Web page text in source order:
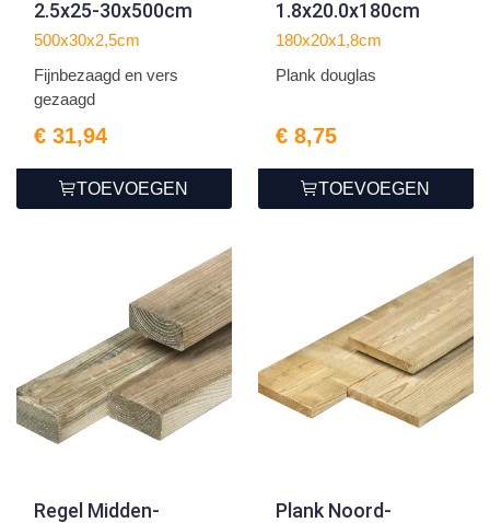
2.5x25-30x500cm
500x30x2,5cm
Fijnbezaagd en vers
gezaagd
€ 31,94
TOEVOEGEN
1.8x20.0x180cm
180x20x1,8cm
Plank douglas
€ 8,75
TOEVOEGEN
Regel Midden-
Plank Noord-